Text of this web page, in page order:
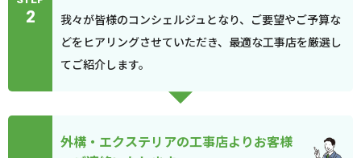
2
我々が皆様のコンシェルジュとなり、ご要望やご予算な
どをヒアリングさせていただき、最適な工事店を厳選し
てご紹介します。
外構・エクステリアの工事店よりお客様